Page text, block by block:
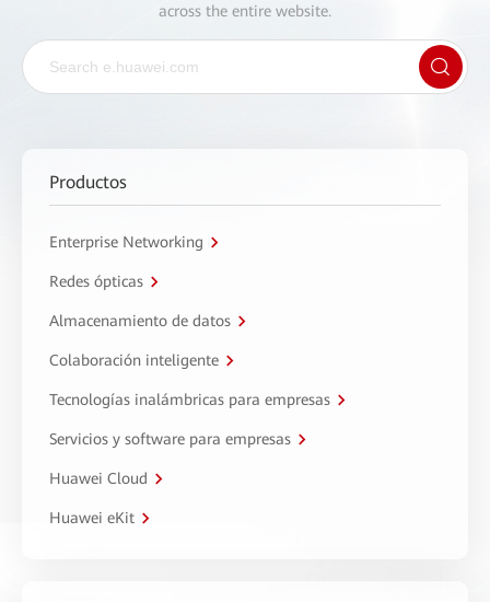
across the entire website.
Productos
Enterprise Networking
Redes ópticas
Almacenamiento de datos
Colaboración inteligente
Tecnologías inalámbricas para empresas
Servicios y software para empresas
Huawei Cloud
Huawei eKit